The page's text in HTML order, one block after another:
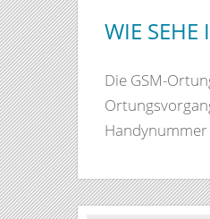
WIE SEHE
Die GSM-